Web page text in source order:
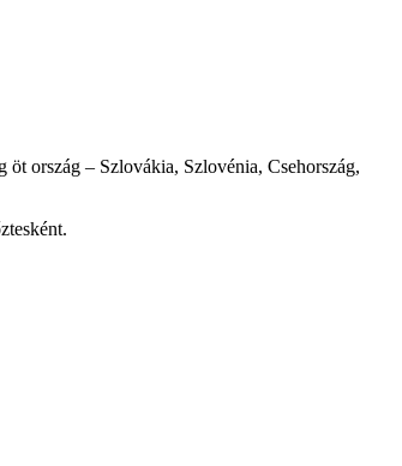
ország – Szlovákia, Szlovénia, Csehország,